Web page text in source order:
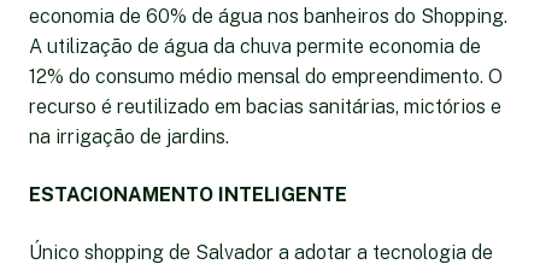
economia de 60% de água nos banheiros do Shopping.
A utilização de água da chuva permite economia de
12% do consumo médio mensal do empreendimento. O
recurso é reutilizado em bacias sanitárias, mictórios e
na irrigação de jardins.
ESTACIONAMENTO INTELIGENTE
Único shopping de Salvador a adotar a tecnologia de